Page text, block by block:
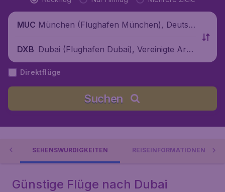
MUC München (Flughafen München), Deutsc
DXB Dubai (Flughafen Dubai), Vereinigte Arab
ische Emirate
Direktflüge
Suchen
SEHENSWÜRDIGKEITEN REISEINFORMATIONEN
Günstige Flüge nach Dubai